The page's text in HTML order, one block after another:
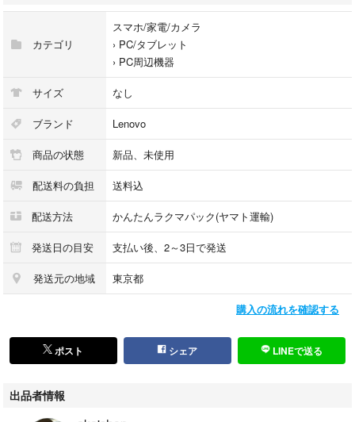
2方向スクロール(アップ/ダウン)
3ボタン搭載 (左クリック、右クリック、スクロールクリック)
DPI: 2400、1600、800の3レベルに調整可能
単３電池1個同梱(電池使用時間：約12カ月)
両手利き用の運びやすいLow Profileマウス
2台のデバイスを切り替えるデュアルホストBluetooth 5.0
新しいデバイスに簡単に接続できるSwift Pair
煩わしいクリック音のないサイレント・ボタン
ほとんどの表面で機能する青色光学センサー
オンザフライDPI調整: 2400、1600、800
単3電池1つで最長1年のバッテリー駆動時間 (使用状況によって異なる場合
があります)
製品番号: 4Y50X88822
カテゴリ
スマホ/家電/カメラ
› PC/タブレット
› PC周辺機器
サイズ なし
ブランド Lenovo
商品の状態 新品、未使用
配送料の負担 送料込
配送方法 かんたんラクマパック(ヤマト運輸)
発送日の目安 支払い後、2～3日で発送
発送元の地域 東京都
購入の流れを確認する
ポスト シェア LINEで送る
出品者情報